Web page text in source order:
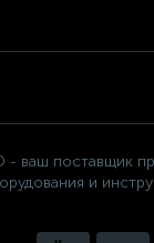
ваш поставщик
и